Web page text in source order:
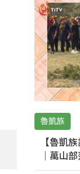
魯凱族
【魯凱
｜萬山